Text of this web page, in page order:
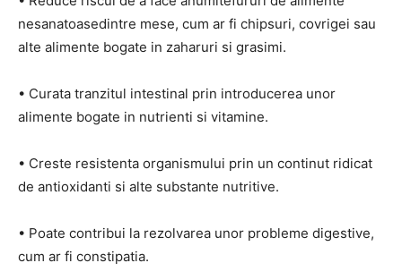
nesanatoasedintre mese, cum ar fi chipsuri, covrigei sau
alte alimente bogate in zaharuri si grasimi.
• Curata tranzitul intestinal prin introducerea unor
alimente bogate in nutrienti si vitamine.
• Creste resistenta organismului prin un continut ridicat
de antioxidanti si alte substante nutritive.
• Poate contribui la rezolvarea unor probleme digestive,
cum ar fi constipatia.